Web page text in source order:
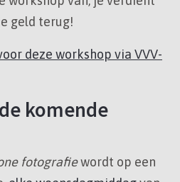
geld terug!
deze workshop via VVV-
komende
fotografiewordt op een